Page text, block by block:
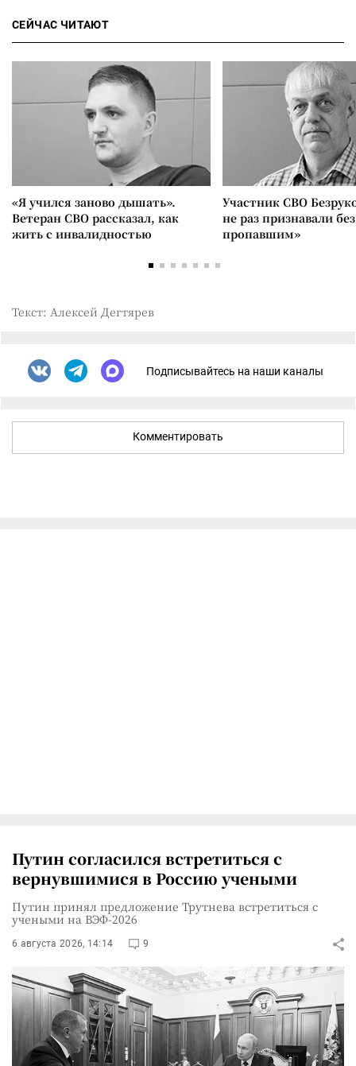
СЕЙЧАС ЧИТАЮТ
«Я учился заново дышать».
Ветеран СВО рассказал, как
жить с инвалидностью
Участник СВО
не раз признавали
пропавшим»
Текст: Алексей Дегтярев
Подписывайтесь на наши каналы
Комментировать
Путин согласился встретиться с
вернувшимися в Россию учеными
Путин принял предложение Трутнева встретиться с
учеными на ВЭФ-2026
6 августа 2026, 14:14 9